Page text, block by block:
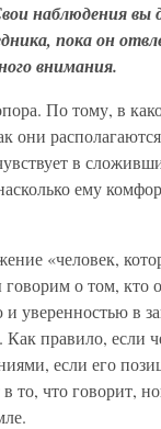
наблюдения
пока он
внимания.
По тому, в
они
в
ему
«человек,
о том, кто
и уверенностью в
правило, если
если его
то, что говорит,